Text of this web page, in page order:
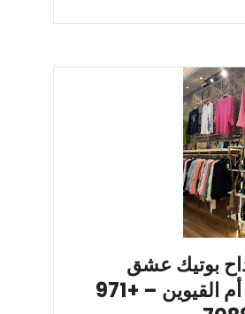
بوتيك عشق
الموضة – أم القيوين – +971